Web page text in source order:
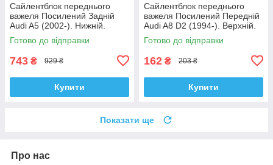
Сайлентблок переднього
важеля Посилений Задній
Audi A5 (2002-). Нижній.
Корея ACSUSS! 4H0407183 ,
TD1247W , VKDS331074
Готово до відправки
743 ₴ 929 ₴
Купити
Сайлентблок переднього
важеля Посилений Передній
Audi A8 D2 (1994-). Верхній.
Корея ACSUSS! 35379 ,
JBU138 , TD1062W
Готово до відправки
162 ₴ 203 ₴
Купити
Показати ще
Про нас